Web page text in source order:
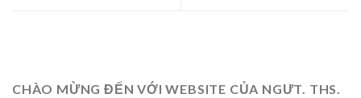
CHÀO MỪNG ĐẾN VỚI WEBSITE CỦA NGƯT. THS.